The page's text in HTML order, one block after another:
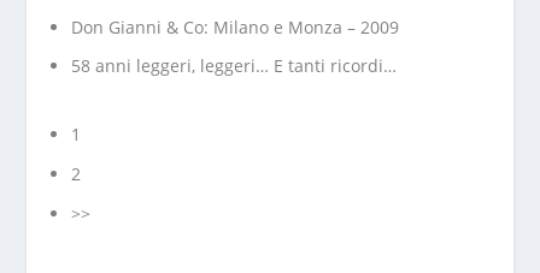
Don Gianni & Co: Milano e Monza – 2009
58 anni leggeri, leggeri… E tanti ricordi…
1
2
>>